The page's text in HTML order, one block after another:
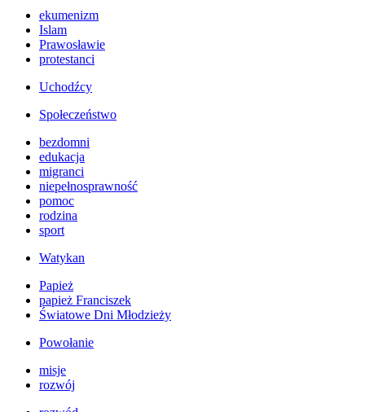
ekumenizm
Islam
Prawosławie
protestanci
Uchodźcy
Społeczeństwo
bezdomni
edukacja
migranci
niepełnosprawność
pomoc
rodzina
sport
Watykan
Papież
papież Franciszek
Światowe Dni Młodzieży
Powołanie
misje
rozwój